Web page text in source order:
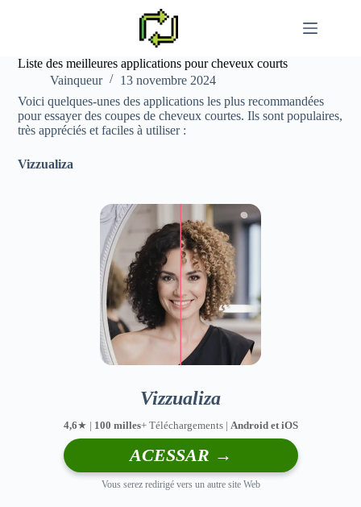
Liste des meilleures applications pour cheveux courts
Vainqueur
13 novembre 2024
Voici quelques-unes des applications les plus recommandées
pour essayer des coupes de cheveux courtes. Ils sont populaires,
très appréciés et faciles à utiliser :
Vizzualiza
Vizzualiza
4,6★ | 100 milles+ Téléchargements | Android et iOS
ACESSAR →
Vous serez redirigé vers un autre site Web